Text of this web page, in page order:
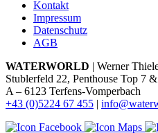
Kontakt
Impressum
Datenschutz
AGB
WATERWORLD | Werner
Stublerfeld 22, Penthouse Top 7
A – 6123 Terfens-Vomperbach
+43 (0)5224 67 455 |